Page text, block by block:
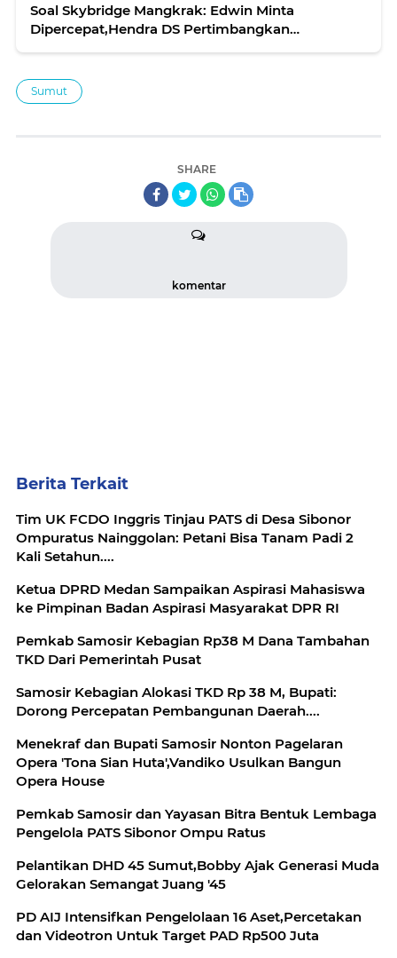
Soal Skybridge Mangkrak: Edwin Minta
Dipercepat,Hendra DS Pertimbangkan
Sumut
SHARE
komentar
Berita Terkait
Tim UK FCDO Inggris Tinjau PATS di Desa Sibonor
Ompuratus Nainggolan: Petani Bisa Tanam Padi 2
Kali Setahun....
Ketua DPRD Medan Sampaikan Aspirasi Mahasiswa
ke Pimpinan Badan Aspirasi Masyarakat DPR RI
Pemkab Samosir Kebagian Rp38 M Dana Tambahan
TKD Dari Pemerintah Pusat
Samosir Kebagian Alokasi TKD Rp 38 M, Bupati:
Dorong Percepatan Pembangunan Daerah....
Menekraf dan Bupati Samosir Nonton Pagelaran
Opera 'Tona Sian Huta',Vandiko Usulkan Bangun
Opera House
Pemkab Samosir dan Yayasan Bitra Bentuk Lembaga
Pengelola PATS Sibonor Ompu Ratus
Pelantikan DHD 45 Sumut,Bobby Ajak Generasi Muda
Gelorakan Semangat Juang '45
PD AIJ Intensifkan Pengelolaan 16 Aset,Percetakan
dan Videotron Untuk Target PAD Rp500 Juta